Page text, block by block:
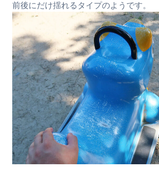
前後にだけ揺れるタイプのようです。